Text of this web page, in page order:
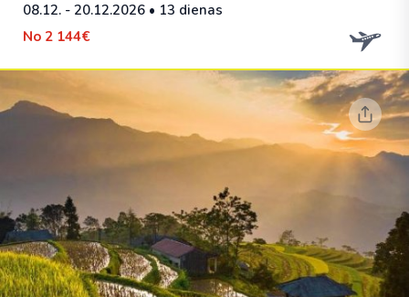
08.12. - 20.12.2026 • 13 dienas
No 2 144€